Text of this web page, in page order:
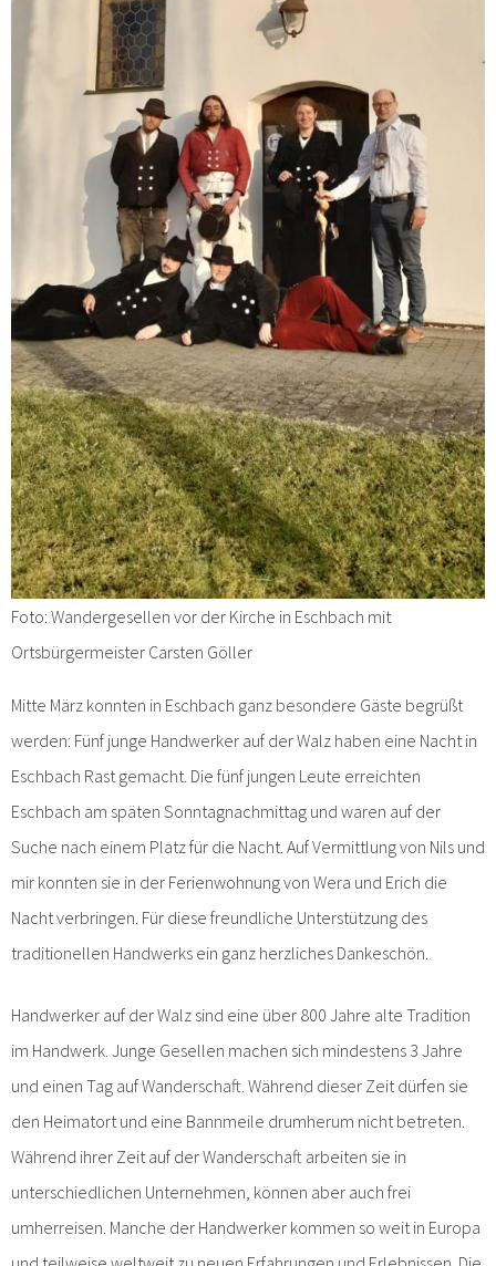
Foto: Wandergesellen vor der Kirche in Eschbach mit
Ortsbürgermeister Carsten Göller
Mitte März konnten in Eschbach ganz besondere Gäste begrüßt
werden: Fünf junge Handwerker auf der Walz haben eine Nacht in
Eschbach Rast gemacht. Die fünf jungen Leute erreichten
Eschbach am späten Sonntagnachmittag und waren auf der
Suche nach einem Platz für die Nacht. Auf Vermittlung von Nils und
mir konnten sie in der Ferienwohnung von Wera und Erich die
Nacht verbringen. Für diese freundliche Unterstützung des
traditionellen Handwerks ein ganz herzliches Dankeschön.
Handwerker auf der Walz sind eine über 800 Jahre alte Tradition
im Handwerk. Junge Gesellen machen sich mindestens 3 Jahre
und einen Tag auf Wanderschaft. Während dieser Zeit dürfen sie
den Heimatort und eine Bannmeile drumherum nicht betreten.
Während ihrer Zeit auf der Wanderschaft arbeiten sie in
unterschiedlichen Unternehmen, können aber auch frei
umherreisen. Manche der Handwerker kommen so weit in Europa